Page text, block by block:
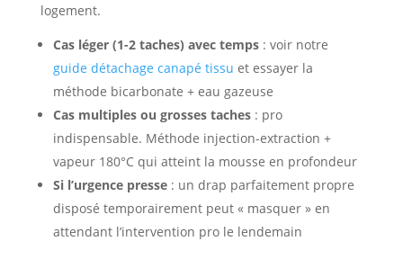
logement.
Cas léger (1-2 taches) avec temps: voir notre
guide détachage canapé tissu et essayer la
méthode bicarbonate + eau gazeuse
Cas multiples ou grosses taches: pro
indispensable. Méthode injection-extraction +
vapeur 180°C qui atteint la mousse en profondeur
Si l’urgence presse: un drap parfaitement propre
disposé temporairement peut « masquer » en
attendant l’intervention pro le lendemain